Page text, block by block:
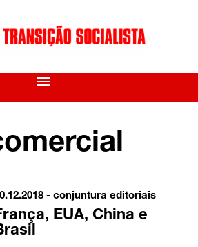
menu
-conjuntura editoriais
EUA, China e